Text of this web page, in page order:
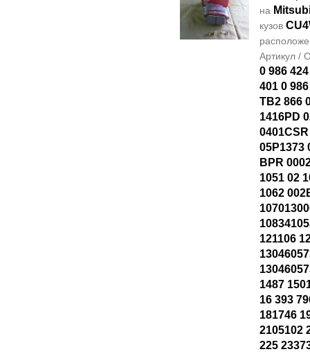
на
кузов
Артикул /
0 986
401 0
TB2 866
1416PD
05P1373
BPR
1051 02
1062
121106
1487
16 393
181746
2105102
225